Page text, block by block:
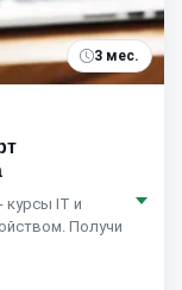
3 мес.
курсы IT и
Получи